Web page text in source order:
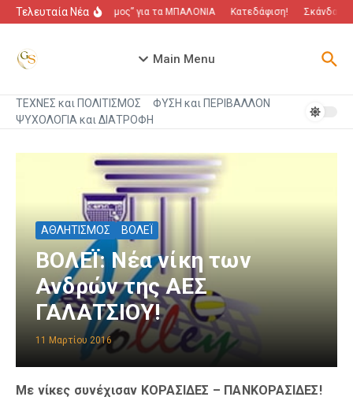
Μετάβαση στο περιεχόμενο
Τελευταία Νέα“Πόλεμος” για τα ΜΠΑΛΟΝΙΑ Κατεδάφιση! Σκάνδαλο
Main Menu
ΤΕΧΝΕΣ και ΠΟΛΙΤΙΣΜΟΣ
ΦΥΣΗ και ΠΕΡΙΒΑΛΛΟΝ
ΨΥΧΟΛΟΓΙΑ και ΔΙΑΤΡΟΦΗ
ΑΘΛΗΤΙΣΜΟΣ ΒΟΛΕΪ
ΒΟΛΕΪ: Νέα νίκη των
Ανδρών της ΑΕΣ
ΓΑΛΑΤΣΙΟΥ!
11 Μαρτίου 2016
Με νίκες συνέχισαν ΚΟΡΑΣΙΔΕΣ – ΠΑΝΚΟΡΑΣΙΔΕΣ!